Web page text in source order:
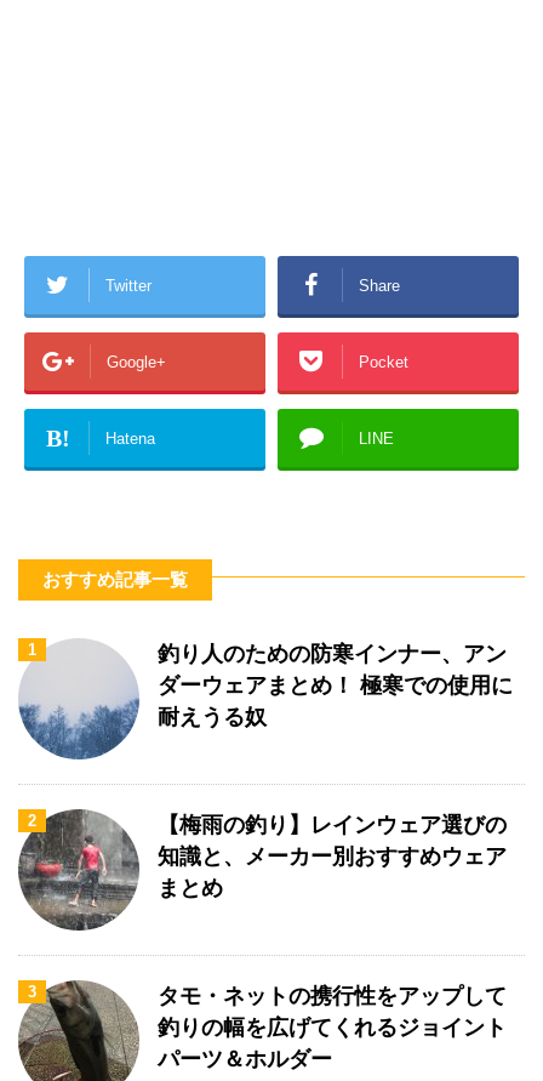
Twitter Share
Google+ Pocket
B! Hatena LINE
おすすめ記事一覧
1
釣り人のための防寒インナー、アン
ダーウェアまとめ！ 極寒での使用に
耐えうる奴
2
【梅雨の釣り】レインウェア選びの
知識と、メーカー別おすすめウェア
まとめ
3
タモ・ネットの携行性をアップして
釣りの幅を広げてくれるジョイント
パーツ＆ホルダー